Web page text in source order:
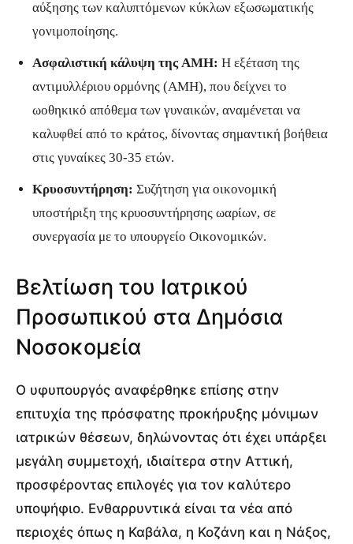
αύξησης των καλυπτόμενων κύκλων εξωσωματικής
γονιμοποίησης.
Ασφαλιστική κάλυψη της AMH: Η εξέταση της
αντιμυλλέριου ορμόνης (AMH), που δείχνει το
ωοθηκικό απόθεμα των γυναικών, αναμένεται να
καλυφθεί από το κράτος, δίνοντας σημαντική βοήθεια
στις γυναίκες 30-35 ετών.
Κρυοσυντήρηση: Συζήτηση για οικονομική
υποστήριξη της κρυοσυντήρησης ωαρίων, σε
συνεργασία με το υπουργείο Οικονομικών.
Βελτίωση του Ιατρικού
Προσωπικού στα Δημόσια
Νοσοκομεία
Ο υφυπουργός αναφέρθηκε επίσης στην
επιτυχία της πρόσφατης προκήρυξης μόνιμων
ιατρικών θέσεων, δηλώνοντας ότι έχει υπάρξει
μεγάλη συμμετοχή, ιδιαίτερα στην Αττική,
προσφέροντας επιλογές για τον καλύτερο
υποψήφιο. Ενθαρρυντικά είναι τα νέα από
περιοχές όπως η Καβάλα, η Κοζάνη και η Νάξος,